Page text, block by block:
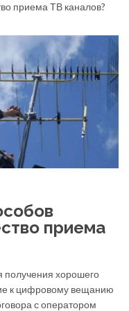
приема ТВ каналов?
приема
хорошего
к цифровому вещанию
с оператором